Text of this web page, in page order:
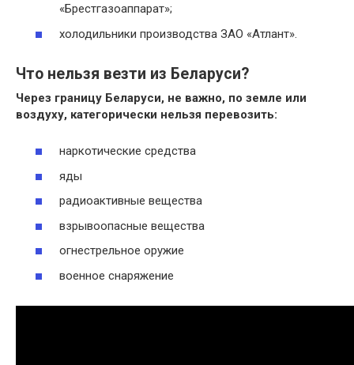
«Брестгазоаппарат»;
холодильники производства ЗАО «Атлант».
Что нельзя везти из Беларуси?
Через границу Беларуси, не важно, по земле или
воздуху, категорически нельзя перевозить:
наркотические средства
яды
радиоактивные вещества
взрывоопасные вещества
огнестрельное оружие
военное снаряжение